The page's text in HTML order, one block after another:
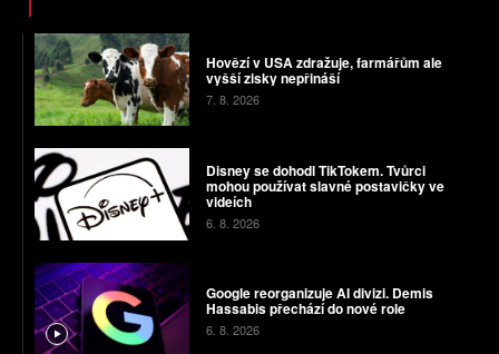
Hovězí v USA zdražuje, farmářům ale
vyšší zisky nepřináší
7. 8. 2026
Disney se dohodl TikTokem. Tvůrci
mohou používat slavné postavičky ve
videích
6. 8. 2026
Google reorganizuje AI divizi. Demis
Hassabis přechází do nové role
6. 8. 2026